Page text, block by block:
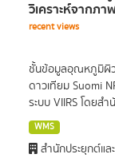
วิเคราะห์จากภ
recent views
ชั้นข้อมูลอุณหภูมิผิว
ดาวเทียม Suomi
ระบบ VIIRS โดยส
WMS
สำนักประยุกต์แ